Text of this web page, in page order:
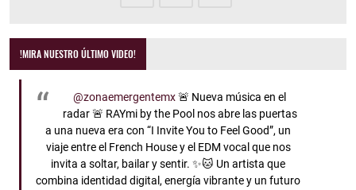
!MIRA NUESTRO ÚLTIMO VIDEO!
@zonaemergentemx🚨 Nueva música en el
radar 🚨 RAYmi by the Pool nos abre las puertas
a una nueva era con “I Invite You to Feel Good”, un
viaje entre el French House y el EDM vocal que nos
invita a soltar, bailar y sentir. ✨🐱 Un artista que
combina identidad digital, energía vibrante y un futuro